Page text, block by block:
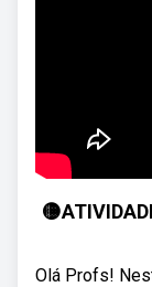
Olá Profs!